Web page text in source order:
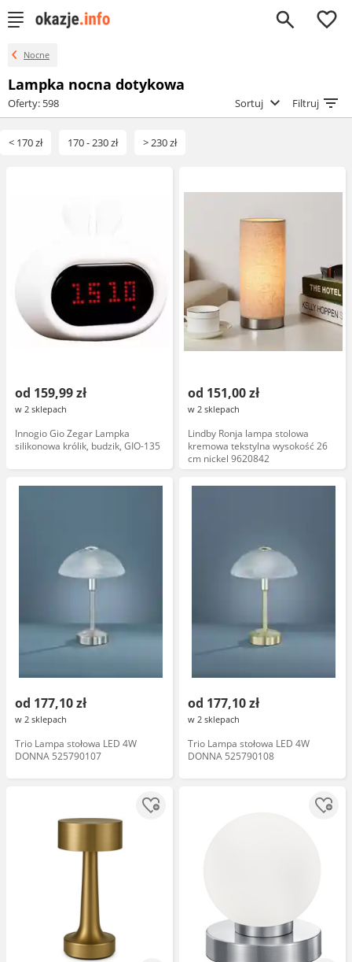
0
Nocne
Lampka nocna dotykowa
Oferty: 598 Sortuj Filtruj
< 170 zł 170 - 230 zł > 230 zł
od 159,99 zł
w 2 sklepach
Innogio Gio Zegar Lampka
silikonowa królik, budzik, GIO-135
od 151,00 zł
w 2 sklepach
Lindby Ronja lampa stolowa
kremowa tekstylna wysokość 26
cm nickel 9620842
od 177,10 zł
w 2 sklepach
Trio Lampa stołowa LED 4W
DONNA 525790107
od 177,10 zł
w 2 sklepach
Trio Lampa stołowa LED 4W
DONNA 525790108